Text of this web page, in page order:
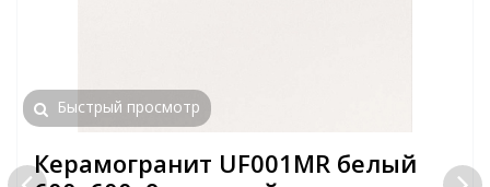
Быстрый просмотр
Керамогранит UF001MR белый